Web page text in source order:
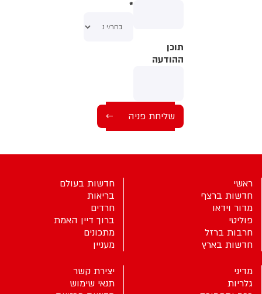
*
תוכן
ההודעה
ראשי
חדשות ברצף
מדור וידאו
פוליטי
חרבות ברזל
חדשות בארץ
חדשות בעולם
בריאות
חרדים
ברוך דיין האמת
מתכונים
מעניין
מדיני
גלריות
יצירת קשר
תנאי שימוש